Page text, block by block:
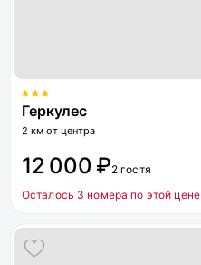
Геркулес
2 км от центра
12 000 ₽2 гостя
Осталось 3 номера по этой цене